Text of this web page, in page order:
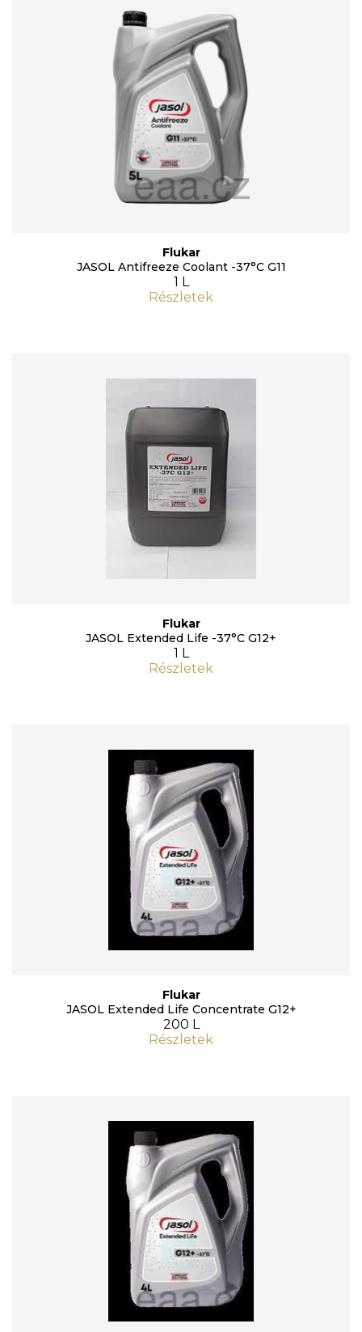
Flukar
JASOL Antifreeze Coolant -37°C G11
1 L
Részletek
Flukar
JASOL Extended Life -37°C G12+
1 L
Részletek
Flukar
JASOL Extended Life Concentrate G12+
200 L
Részletek